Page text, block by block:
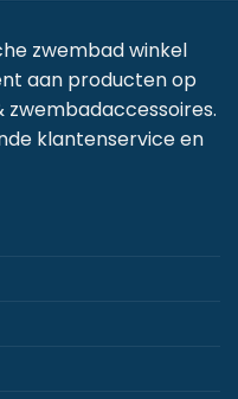
zwembad winkel
aan producten op
klantenservice en